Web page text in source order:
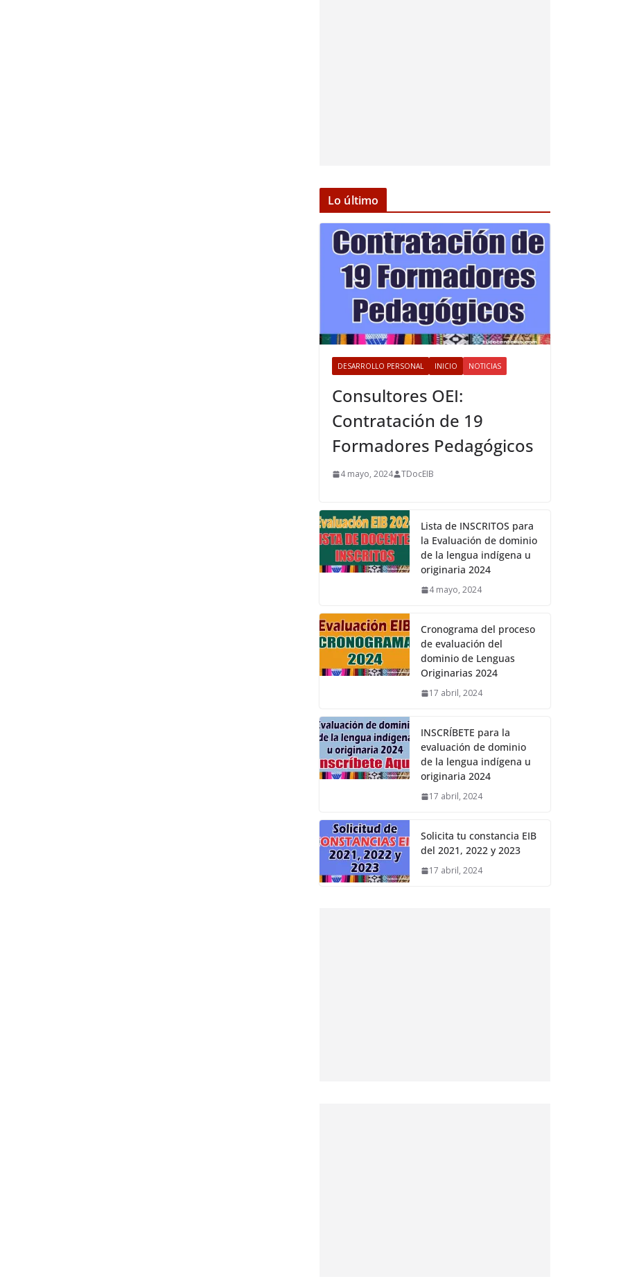
Lo último
DESARROLLO PERSONAL INICIO NOTICIAS
Consultores OEI:
Contratación de 19
Formadores Pedagógicos
4 mayo, 2024 TDocEIB
Lista de INSCRITOS para
la Evaluación de dominio
de la lengua indígena u
originaria 2024
4 mayo, 2024
Cronograma del proceso
de evaluación del
dominio de Lenguas
Originarias 2024
17 abril, 2024
INSCRÍBETE para la
evaluación de dominio
de la lengua indígena u
originaria 2024
17 abril, 2024
Solicita tu constancia EIB
del 2021, 2022 y 2023
17 abril, 2024